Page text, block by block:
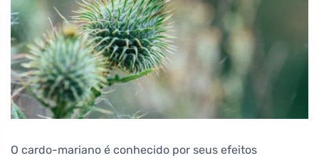
O cardo-mariano é conhecido por seus efeitos